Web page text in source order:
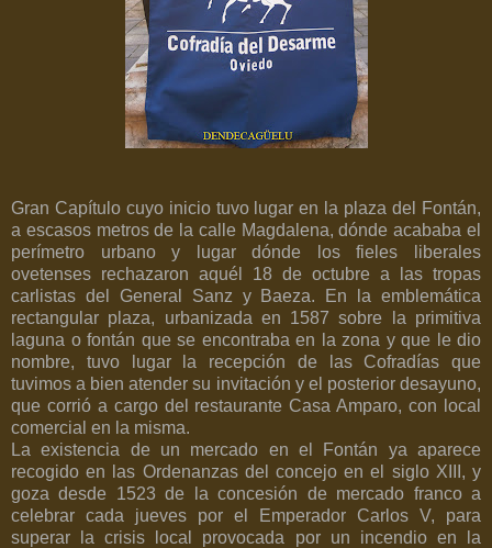
Gran Capítulo cuyo inicio tuvo lugar en la plaza del Fontán,
a escasos metros de la calle Magdalena, dónde acababa el
perímetro urbano y lugar dónde los fieles liberales
ovetenses rechazaron aquél 18 de octubre a las tropas
carlistas del General Sanz y Baeza. En la emblemática
rectangular plaza, urbanizada en 1587 sobre la primitiva
laguna o fontán que se encontraba en la zona y que le dio
nombre, tuvo lugar la recepción de las Cofradías que
tuvimos a bien atender su invitación y el posterior desayuno,
que corrió a cargo del restaurante Casa Amparo, con local
comercial en la misma.
La existencia de un mercado en el Fontán ya aparece
recogido en las Ordenanzas del concejo en el siglo XIII, y
goza desde 1523 de la concesión de mercado franco a
celebrar cada jueves por el Emperador Carlos V, para
superar la crisis local provocada por un incendio en la